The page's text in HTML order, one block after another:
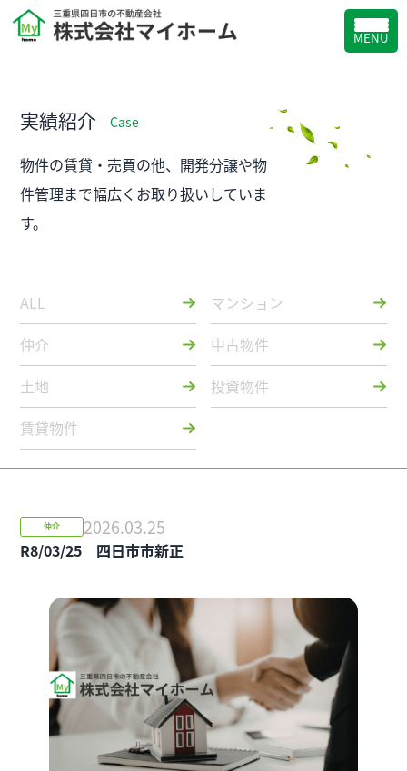
MENU
実績紹介 Case
物件の賃貸・売買の他、開発分譲や物
件管理まで幅広くお取り扱いしていま
す。
ALL
マンション
仲介
中古物件
土地
投資物件
賃貸物件
仲介 2026.03.25
R8/03/25 四日市市新正